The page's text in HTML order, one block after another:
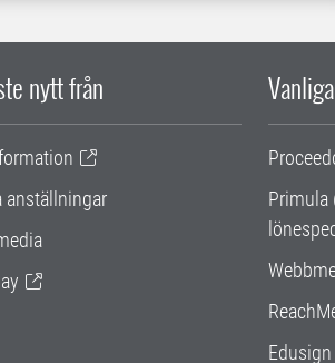
nytt från
anställningar
Primula
Edusign